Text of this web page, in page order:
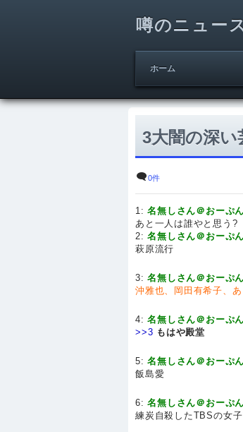
噂のニュー
ホーム
3大闇の深い
0件
1:名無しさん＠おーぷん
あと一人は誰やと思う?
2:名無しさん＠おーぷん
萩原流行
3:名無しさん＠おーぷん
沖雅也、岡田有希子、
4:名無しさん＠おーぷん
>>3 もはや殿堂
5:名無しさん＠おーぷん
飯島愛
6:名無しさん＠おーぷん
練炭自殺したTBSの女